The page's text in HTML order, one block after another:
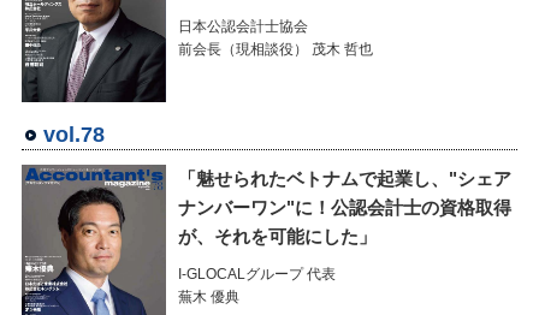
日本公認会計士協会
前会長（現相談役） 茂木 哲也
vol.78
「魅せられたベトナムで起業し、"シェア
ナンバーワン"に！公認会計士の資格取得
が、それを可能にした」
I-GLOCALグループ 代表
蕪木 優典